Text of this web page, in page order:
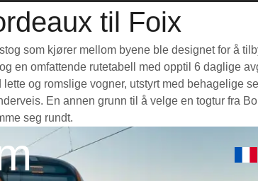
til Foix
som kjører mellom byene ble designet for å
en omfattende rutetabell med opptil 6 daglige
og romslige vogner, utstyrt med behagelige
En annen grunn til å velge en togtur fra
seg rundt.